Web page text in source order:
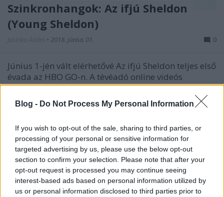
Blog - Do Not Process My Personal Information
If you wish to opt-out of the sale, sharing to third parties, or
processing of your personal or sensitive information for
targeted advertising by us, please use the below opt-out
section to confirm your selection. Please note that after your
opt-out request is processed you may continue seeing
interest-based ads based on personal information utilized by
us or personal information disclosed to third parties prior to
Szinkronhangok: Az ifjú Sheldon
(Young Sheldon)
• 2018. június 01. 0
Június 1-jén vált elérhetővé Az ifjú Sheldon teljes első
évada az HBO GO-n. A tévéadó online videós
szolgáltatásán az előzetes információk szerint
egyelőre csak feliratosan lett volna megnézhető az
Agymenők főszereplőjéről készült előzménysorozat,